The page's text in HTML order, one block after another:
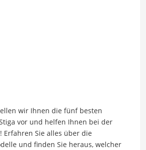
wir Ihnen die fünf besten
vor und helfen Ihnen bei der
Erfahren Sie alles über die
und finden Sie heraus, welcher